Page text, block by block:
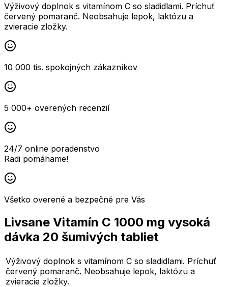
Výživový doplnok s vitamínom C so sladidlami. Príchuť
červený pomaranč. Neobsahuje lepok, laktózu a
zvieracie zložky.
10 000 tis. spokojných zákazníkov
5 000+ overených recenzií
24/7 online poradenstvo
Radi pomáhame!
Všetko overené a bezpečné pre Vás
Livsane Vitamín C 1000 mg vysoká
dávka 20 šumivých tabliet
Výživový doplnok s vitamínom C so sladidlami. Príchuť
červený pomaranč. Neobsahuje lepok, laktózu a
zvieracie zložky.